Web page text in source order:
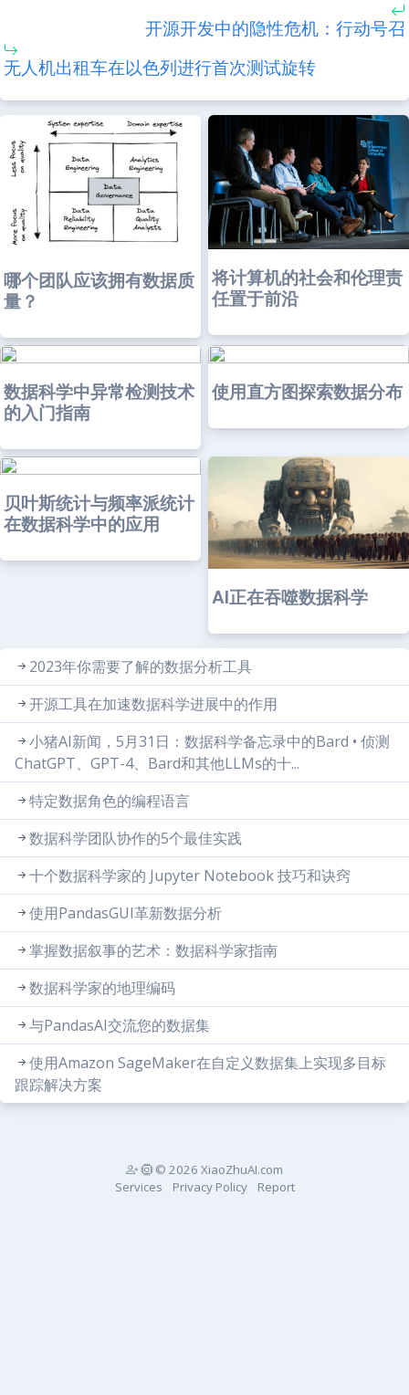
开源开发中的隐性危机：行动号召
无人机出租车在以色列进行首次测试旋转
哪个团队应该拥有数据质
量？
将计算机的社会和伦理责
任置于前沿
数据科学中异常检测技术
的入门指南
使用直方图探索数据分布
贝叶斯统计与频率派统计
在数据科学中的应用
AI正在吞噬数据科学
2023年你需要了解的数据分析工具
开源工具在加速数据科学进展中的作用
小猪AI新闻，5月31日：数据科学备忘录中的Bard • 侦测
ChatGPT、GPT-4、Bard和其他LLMs的十...
特定数据角色的编程语言
数据科学团队协作的5个最佳实践
十个数据科学家的 Jupyter Notebook 技巧和诀窍
使用PandasGUI革新数据分析
掌握数据叙事的艺术：数据科学家指南
数据科学家的地理编码
与PandasAI交流您的数据集
使用Amazon SageMaker在自定义数据集上实现多目标
跟踪解决方案
© 2026 XiaoZhuAI.com
Services
Privacy Policy Report